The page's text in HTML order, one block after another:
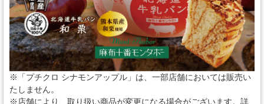
※「プチクロ シナモンアップル」は、一部店舗においては販売い
たしません。
※店舗により、取り扱い商品が変更になる場合がございます。詳
採用情報
本社 〒103-0024
東京都中央区日本橋小舟町7番2号
TEL 03-3662-2582(代表)
Copyright (C) SWEET STYLE Co.,Ltd. All
Rights Reserved.